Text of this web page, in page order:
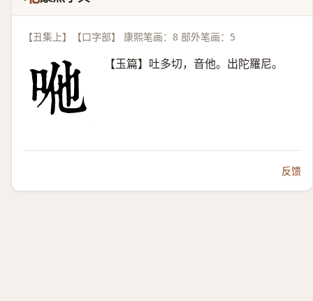
【丑集上】【口字部】 康熙笔画：8 部外笔画：5
【玉篇】吐多切，音他。出陀羅尼。
反馈